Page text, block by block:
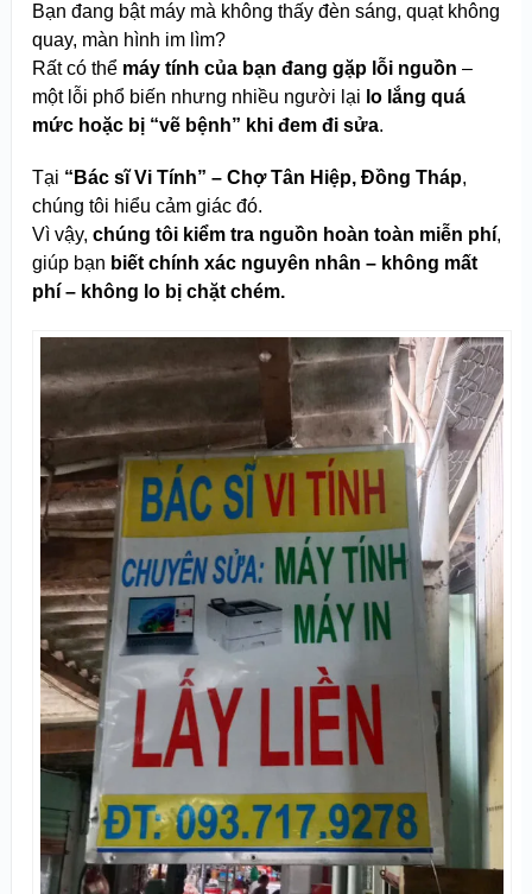
Bạn đang bật máy mà không thấy đèn sáng, quạt không
quay, màn hình im lìm?
Rất có thể máy tính của bạn đang gặp lỗi nguồn –
một lỗi phổ biến nhưng nhiều người lại lo lắng quá
mức hoặc bị “vẽ bệnh” khi đem đi sửa.
Tại “Bác sĩ Vi Tính” – Chợ Tân Hiệp, Đồng Tháp,
chúng tôi hiểu cảm giác đó.
Vì vậy, chúng tôi kiểm tra nguồn hoàn toàn miễn phí,
giúp bạn biết chính xác nguyên nhân – không mất
phí – không lo bị chặt chém.